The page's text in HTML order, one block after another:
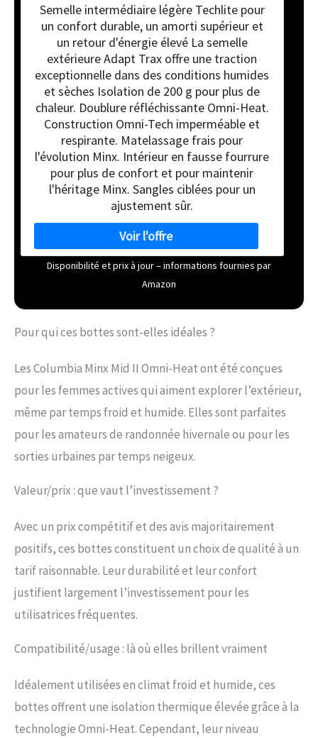
Semelle intermédiaire légère Techlite pour
un confort durable, un amorti supérieur et
un retour d'énergie élevé La semelle
extérieure Adapt Trax offre une traction
exceptionnelle dans des conditions humides
et sèches Isolation de 200 g pour plus de
chaleur. Doublure réfléchissante Omni-Heat.
Construction Omni-Tech imperméable et
respirante. Matelassage frais pour
l'évolution Minx. Intérieur en fausse fourrure
pour plus de confort et pour maintenir
l'héritage Minx. Sangles ciblées pour un
ajustement sûr.
Disponibilité et prix à jour – informations fournies par
Amazon
Pour qui ces bottes sont-elles idéales ?
Les Columbia Minx Mid II Omni-Heat ont été conçues
pour les femmes actives qui aiment explorer l’extérieur,
même par temps froid et humide. Elles sont parfaites
pour les amateurs de randonnée hivernale ou pour les
sorties urbaines par temps neigeux.
Valeur/prix : que vaut l’investissement ?
Avec un prix compétitif et des avis majoritairement
positifs, ces bottes constituent un choix de qualité à un
tarif raisonnable. Leur durabilité et leur confort
justifient largement l’investissement pour les
utilisatrices fréquentes.
Compatibilité/usage : là où elles brillent vraiment
Idéalement utilisées en climat froid et humide, ces
bottes offrent une isolation thermique élevée grâce à la
technologie Omni-Heat. Cependant, leur niveau